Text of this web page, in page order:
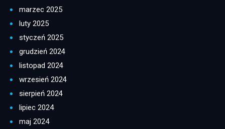
marzec 2025
luty 2025
styczeń 2025
grudzień 2024
listopad 2024
wrzesień 2024
sierpień 2024
lipiec 2024
maj 2024